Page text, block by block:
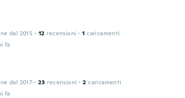
dal 2015 · 12 recensioni · 1 caricamenti
fa
dal 2017 · 23 recensioni · 2 caricamenti
fa